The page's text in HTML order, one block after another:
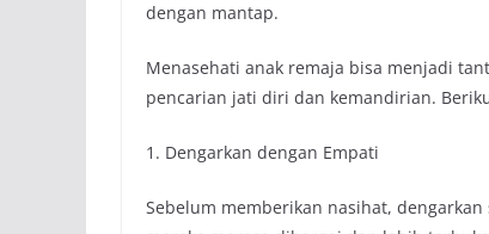
dengan mantap.
Menasehati anak remaja bisa menjadi
pencarian jati diri dan kemandirian.
1. Dengarkan dengan Empati
Sebelum memberikan nasihat,